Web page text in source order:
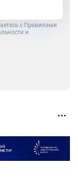
с Правилами
и